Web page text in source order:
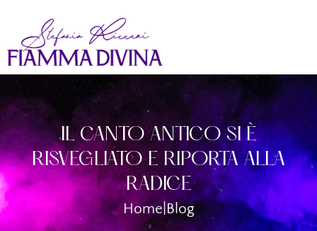
IL CANTO ANTICO SI È
RISVEGLIATO E RIPORTA ALLA
RADICE
Home|Blog